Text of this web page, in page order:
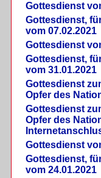
Gottesdienst
Gottesdienst,
vom 07.02.2021
Gottesdienst
Gottesdienst,
vom 31.01.2021
Gottesdienst
Opfer des
Gottesdienst
Opfer des
Gottesdienst
Gottesdienst,
vom 24.01.2021